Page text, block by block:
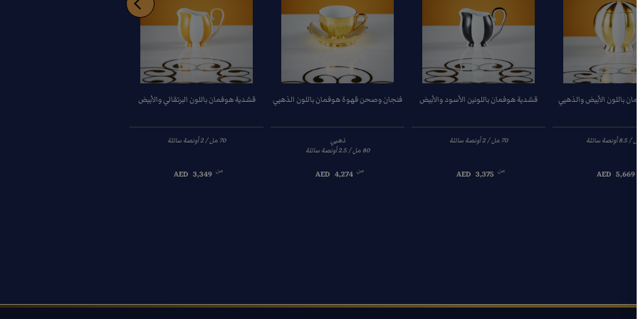
باللون الأبيض والذهبي
AED 5,669
قشدية هوفمان باللونين الأسود والأبيض
من AED 3,375
فنجان وصحن قهوة هوفمان باللون الذهبي
ذهبي
من AED 4,274
قشدية هوفمان باللون البرتقالي والأبيض
من AED 3,349